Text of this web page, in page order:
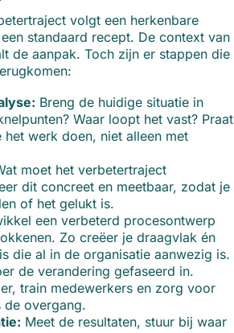
volgt een herkenbare
standaard recept. De context van
de aanpak. Toch zijn er stappen die
Breng de huidige situatie in
Waar loopt het vast? Praat
het werk doen, niet alleen met
moet het verbetertraject
dit concreet en meetbaar, zodat je
of het gelukt is.
een verbeterd procesontwerp
Zo creëer je draagvlak én
die al in de organisatie aanwezig is.
de verandering gefaseerd in.
train medewerkers en zorg voor
de overgang.
Meet de resultaten, stuur bij waar